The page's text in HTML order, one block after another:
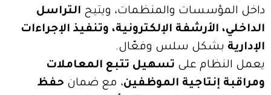
داخل المؤسسات والمنظمات، ويتيح التراسل
الداخلي، الأرشفة الإلكترونية، وتنفيذ الإجراءات
الإدارية بشكل سلس وفعّال.
يعمل النظام على تسهيل تتبع المعاملات
ومراقبة إنتاجية الموظفين، مع ضمان حفظ